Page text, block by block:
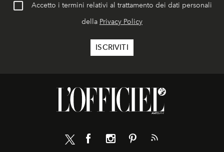
Accetto i termini relativi al trattamento dei dati personali
della Privacy Policy